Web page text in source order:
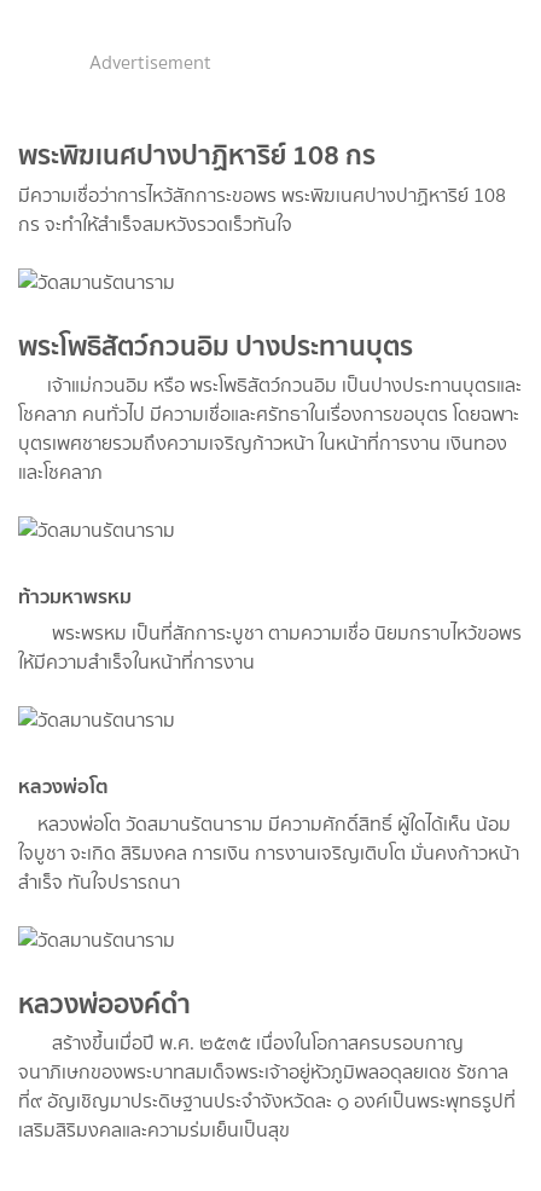
Advertisement
พระพิฆเนศปางปาฏิหาริย์ 108 กร
มีความเชื่อว่าการไหว้สักการะขอพร พระพิฆเนศปางปาฏิหาริย์ 108
กร จะทำให้สำเร็จสมหวังรวดเร็วทันใจ
พระโพธิสัตว์กวนอิม ปางประทานบุตร
เจ้าแม่กวนอิม หรือ พระโพธิสัตว์กวนอิม เป็นปางประทานบุตรและ
โชคลาภ คนทั่วไป มีความเชื่อและศรัทธาในเรื่องการขอบุตร โดยฉพาะ
บุตรเพศชายรวมถึงความเจริญก้าวหน้า ในหน้าที่การงาน เงินทอง
และโชคลาภ
ท้าวมหาพรหม
พระพรหม เป็นที่สักการะบูชา ตามความเชื่อ นิยมกราบไหว้ขอพร
ให้มีความสำเร็จในหน้าที่การงาน
หลวงพ่อโต
หลวงพ่อโต วัดสมานรัตนาราม มีความศักดิ์สิทธิ์ ผู้ใดได้เห็น น้อม
ใจบูชา จะเกิด สิริมงคล การเงิน การงานเจริญเติบโต มั่นคงก้าวหน้า
สำเร็จ ทันใจปรารถนา
หลวงพ่อองค์ดำ
สร้างขึ้นเมื่อปี พ.ศ. ๒๕๓๕ เนื่องในโอกาสครบรอบกาญ
จนาภิเษกของพระบาทสมเด็จพระเจ้าอยู่หัวภูมิพลอดุลยเดช รัชกาล
ที่๙ อัญเชิญมาประดิษฐานประจำจังหวัดละ ๑ องค์เป็นพระพุทธรูปที่
เสริมสิริมงคลและความร่มเย็นเป็นสุข